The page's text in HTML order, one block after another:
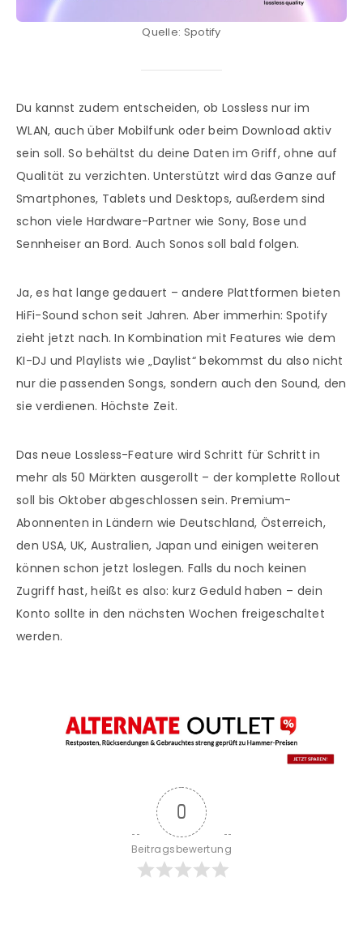
Quelle: Spotify
Du kannst zudem entscheiden, ob Lossless nur im
WLAN, auch über Mobilfunk oder beim Download aktiv
sein soll. So behältst du deine Daten im Griff, ohne auf
Qualität zu verzichten. Unterstützt wird das Ganze auf
Smartphones, Tablets und Desktops, außerdem sind
schon viele Hardware-Partner wie Sony, Bose und
Sennheiser an Bord. Auch Sonos soll bald folgen.
Ja, es hat lange gedauert – andere Plattformen bieten
HiFi-Sound schon seit Jahren. Aber immerhin: Spotify
zieht jetzt nach. In Kombination mit Features wie dem
KI-DJ und Playlists wie „Daylist“ bekommst du also nicht
nur die passenden Songs, sondern auch den Sound, den
sie verdienen. Höchste Zeit.
Das neue Lossless-Feature wird Schritt für Schritt in
mehr als 50 Märkten ausgerollt – der komplette Rollout
soll bis Oktober abgeschlossen sein. Premium-
Abonnenten in Ländern wie Deutschland, Österreich,
den USA, UK, Australien, Japan und einigen weiteren
können schon jetzt loslegen. Falls du noch keinen
Zugriff hast, heißt es also: kurz Geduld haben – dein
Konto sollte in den nächsten Wochen freigeschaltet
werden.
0
Beitragsbewertung